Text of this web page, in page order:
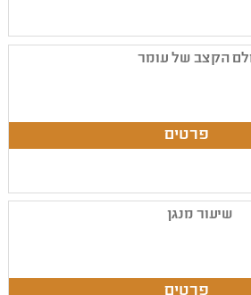
הקצב של עומר
שיעור מנגן